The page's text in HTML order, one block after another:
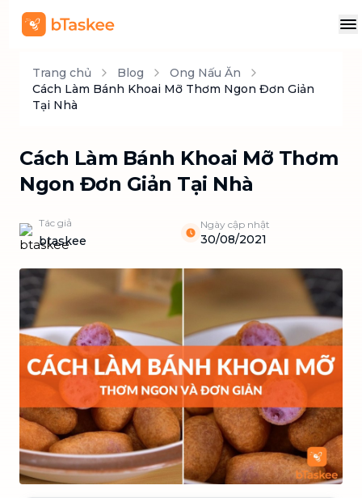
Trang chủ Blog
Ong Nấu Ăn
Cách Làm Bánh Khoai Mỡ Thơm Ngon Đơn Giản
Tại Nhà
Cách Làm Bánh Khoai Mỡ Thơm
Ngon Đơn Giản Tại Nhà
Tác giả
btaskee
Ngày cập nhật
30/08/2021